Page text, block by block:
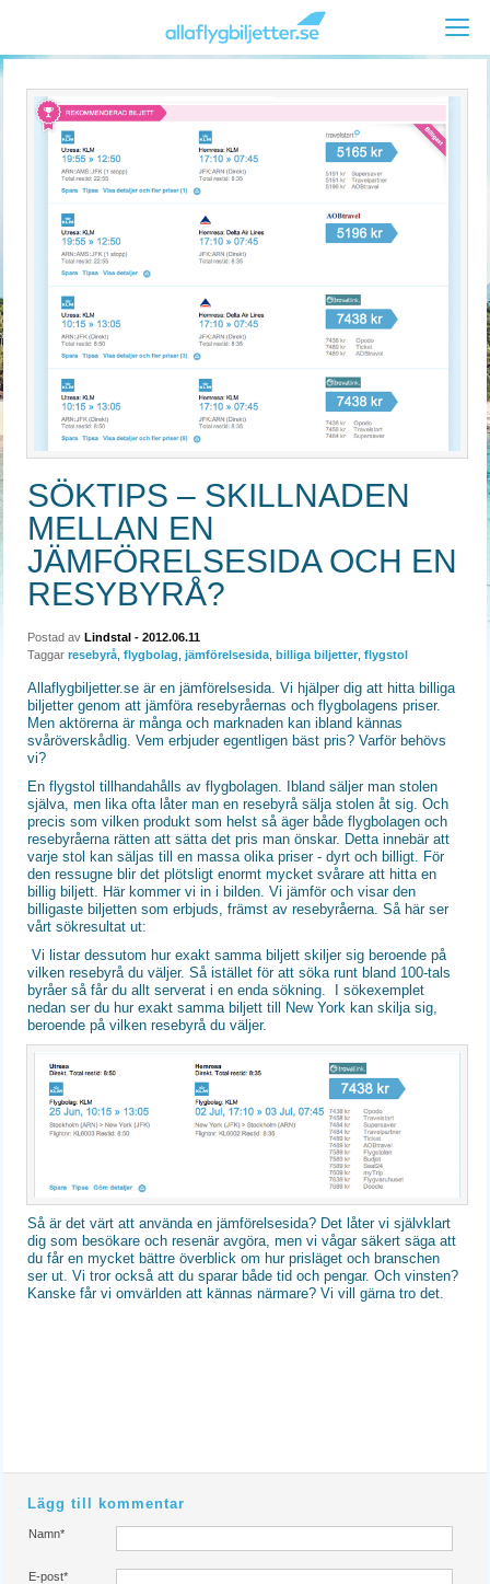
SÖKTIPS – SKILLNADEN
MELLAN EN
JÄMFÖRELSESIDA OCH EN
RESYBYRÅ?
Postad avLindstal - 2012.06.11
Taggar resebyrå ,flygbolag ,jämförelsesida ,billiga biljetter ,flygstol
Allaflygbiljetter.se är en jämförelsesida. Vi hjälper dig att hitta billiga
biljetter genom att jämföra resebyråernas och flygbolagens priser.
Men aktörerna är många och marknaden kan ibland kännas
svåröverskådlig. Vem erbjuder egentligen bäst pris? Varför behövs
vi?
En flygstol tillhandahålls av flygbolagen. Ibland säljer man stolen
själva, men lika ofta låter man en resebyrå sälja stolen åt sig. Och
precis som vilken produkt som helst så äger både flygbolagen och
resebyråerna rätten att sätta det pris man önskar. Detta innebär att
varje stol kan säljas till en massa olika priser - dyrt och billigt. För
den ressugne blir det plötsligt enormt mycket svårare att hitta en
billig biljett. Här kommer vi in i bilden. Vi jämför och visar den
billigaste biljetten som erbjuds, främst av resebyråerna. Så här ser
vårt sökresultat ut:
Vi listar dessutom hur exakt samma biljett skiljer sig beroende på
vilken resebyrå du väljer. Så istället för att söka runt bland 100-tals
byråer så får du allt serverat i en enda sökning. I sökexemplet
nedan ser du hur exakt samma biljett till New York kan skilja sig,
beroende på vilken resebyrå du väljer.
Så är det värt att använda en jämförelsesida? Det låter vi självklart
dig som besökare och resenär avgöra, men vi vågar säkert säga att
du får en mycket bättre överblick om hur prisläget och branschen
ser ut. Vi tror också att du sparar både tid och pengar. Och vinsten?
Kanske får vi omvärlden att kännas närmare? Vi vill gärna tro det.
Lägg till kommentar
Namn*
E-post*